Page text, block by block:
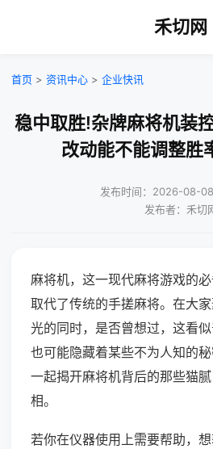
禾切网
首页 > 资讯中心 > 企业快讯
稳中取胜!杂牌麻将机装
改动能不能调整胜
发布时间：2026-08-
发布者：禾切
麻将机，这一现代麻将游戏的
取代了传统的手搓麻将。在大
光的同时，是否曾想过，这看
也可能隐藏着某些不为人知的
一起揭开麻将机背后的那些猫
相。
若你在仪器使用上需要帮助，